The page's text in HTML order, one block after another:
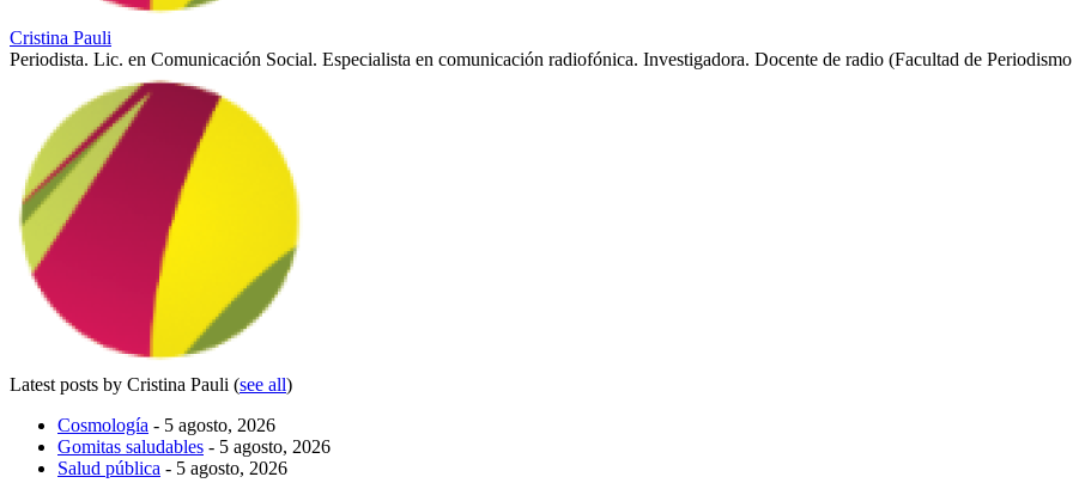
Cristina Pauli
Periodista. Lic. en Comunicación Social. Especialista en comunicación radiofónica. Investigadora. Docente de radio (Facultad de
Latest posts by Cristina Pauli (see all)
Cosmología - 5 agosto, 2026
Gomitas saludables - 5 agosto, 2026
Salud pública - 5 agosto, 2026